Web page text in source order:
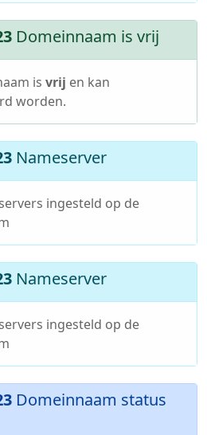
Domeinnaam is vrij
is vrij en kan
worden.
Nameserver
ingesteld op de
Nameserver
ingesteld op de
Domeinnaam status